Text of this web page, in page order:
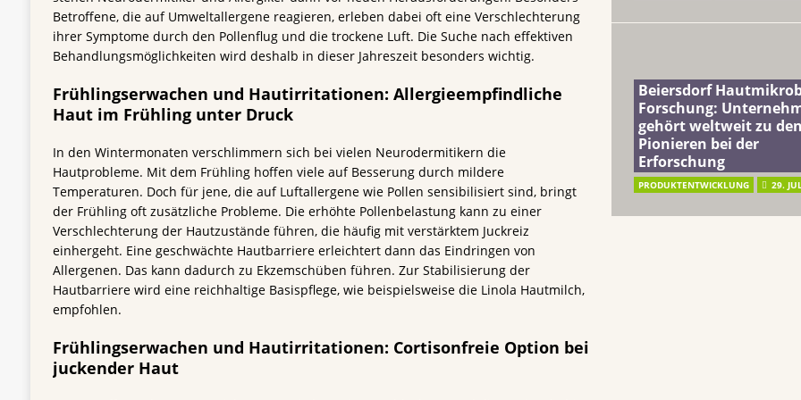
Betroffene, die auf Umweltallergene reagieren, erleben dabei oft eine Verschlechterung
ihrer Symptome durch den Pollenflug und die trockene Luft. Die Suche nach effektiven
Behandlungsmöglichkeiten wird deshalb in dieser Jahreszeit besonders wichtig.
Frühlingserwachen und Hautirritationen: Allergieempfindliche
Haut im Frühling unter Druck
In den Wintermonaten verschlimmern sich bei vielen Neurodermitikern die
Hautprobleme. Mit dem Frühling hoffen viele auf Besserung durch mildere
Temperaturen. Doch für jene, die auf Luftallergene wie Pollen sensibilisiert sind, bringt
der Frühling oft zusätzliche Probleme. Die erhöhte Pollenbelastung kann zu einer
Verschlechterung der Hautzustände führen, die häufig mit verstärktem Juckreiz
einhergeht. Eine geschwächte Hautbarriere erleichtert dann das Eindringen von
Allergenen. Das kann dadurch zu Ekzemschüben führen. Zur Stabilisierung der
Hautbarriere wird eine reichhaltige Basispflege, wie beispielsweise die Linola Hautmilch,
empfohlen.
Frühlingserwachen und Hautirritationen: Cortisonfreie Option bei
juckender Haut
Beiersdorf
Forschung:
gehört weltweit zu den
Pionieren bei der
Erforschung
PRODUKTENTWICKLUNG 29.